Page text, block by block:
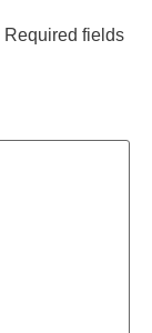
Required fields